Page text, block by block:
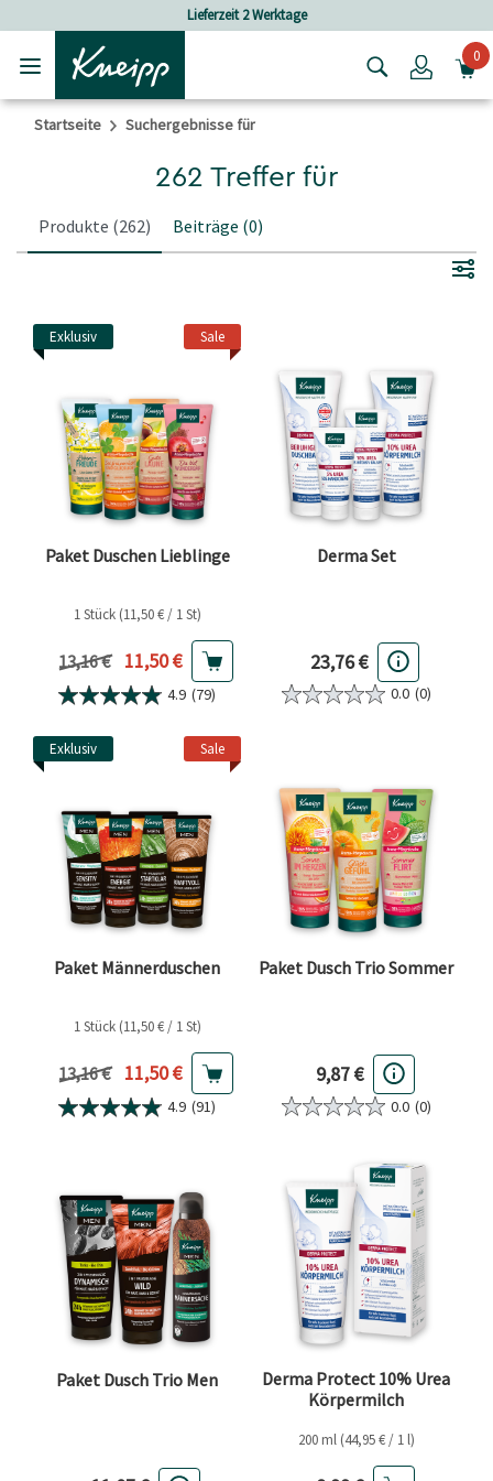
Login0
Startseite Suchergebnisse für
262 Treffer für
Produkte (262) Beiträge (0)
Sale
Exklusiv
Paket Duschen Lieblinge
1 Stück (11,50 € / 1 St)
Vorheriger Preis
13,16 € Aktueller Preis
11,50 €
4.9 (79)
Derma Set
23,76 €
0.0 (0)
Sale
Exklusiv
Paket Männerduschen
1 Stück (11,50 € / 1 St)
Vorheriger Preis
13,16 € Aktueller Preis
11,50 €
4.9 (91)
Paket Dusch Trio Sommer
9,87 €
0.0 (0)
Paket Dusch Trio Men
Derma Protect 10% Urea
Körpermilch
200 ml (44,95 € / 1 l)